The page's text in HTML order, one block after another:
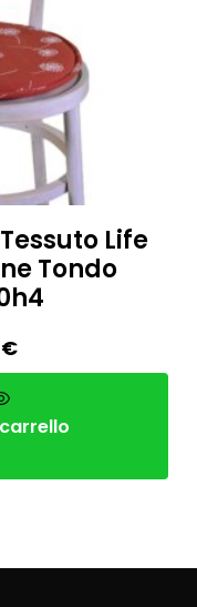
Life
Tondo
€